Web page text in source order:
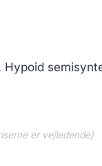
Hypoid
er vejledende)